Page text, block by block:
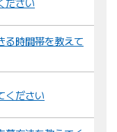
る時間帯を教えて
ください